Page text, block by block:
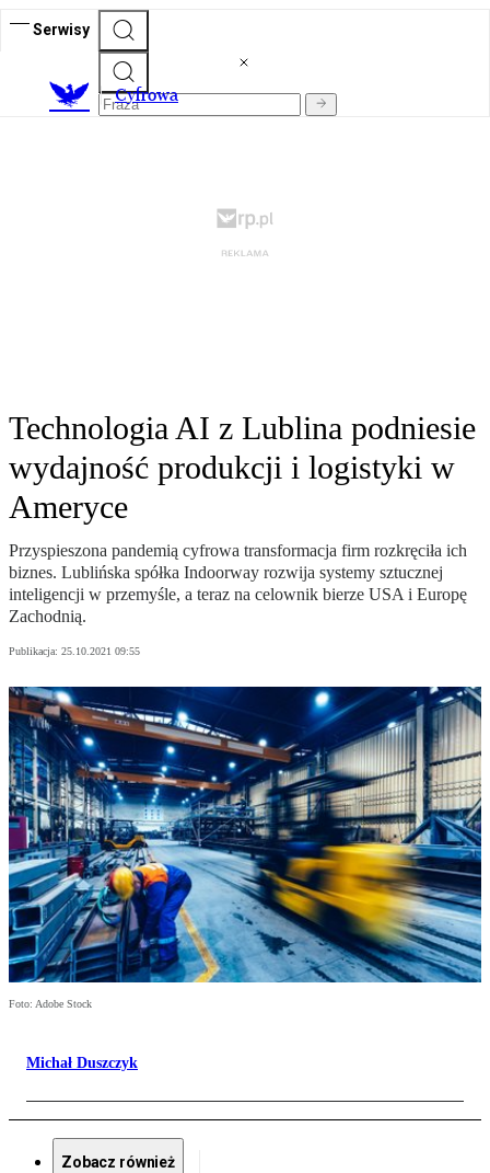
Serwisy
Cyfrowa
Technologia AI z Lublina podniesie
wydajność produkcji i logistyki w
Ameryce
Przyspieszona pandemią cyfrowa transformacja firm rozkręciła ich
biznes. Lublińska spółka Indoorway rozwija systemy sztucznej
inteligencji w przemyśle, a teraz na celownik bierze USA i Europę
Zachodnią.
Publikacja: 25.10.2021 09:55
Foto: Adobe Stock
Michał Duszczyk
Zobacz również